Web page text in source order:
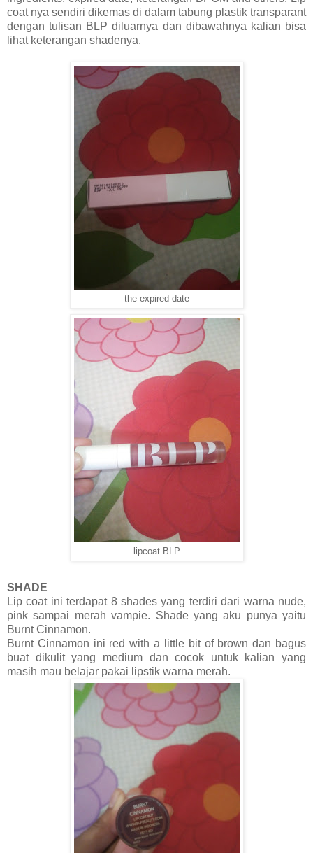
coat nya sendiri dikemas di dalam tabung plastik transparant
dengan tulisan BLP diluarnya dan dibawahnya kalian bisa
lihat keterangan shadenya.
the expired date
lipcoat BLP
SHADE
Lip coat ini terdapat 8 shades yang terdiri dari warna nude,
pink sampai merah vampie. Shade yang aku punya yaitu
Burnt Cinnamon.
Burnt Cinnamon ini red with a little bit of brown dan bagus
buat dikulit yang medium dan cocok untuk kalian yang
masih mau belajar pakai lipstik warna merah.